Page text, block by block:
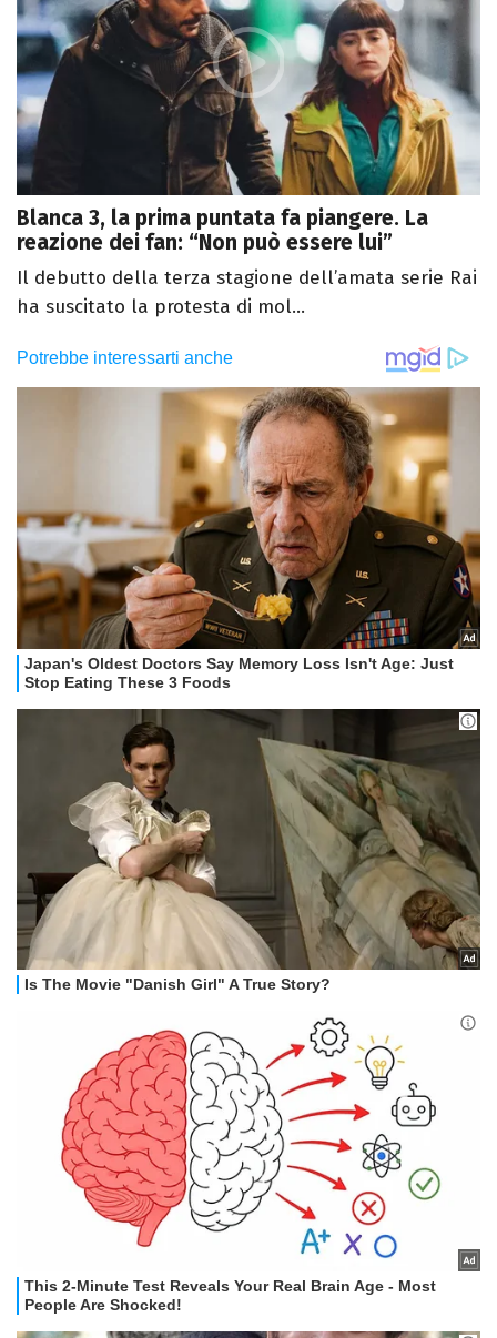
Blanca 3, la prima puntata fa piangere. La
reazione dei fan: “Non può essere lui”
Il debutto della terza stagione dell’amata serie Rai
ha suscitato la protesta di mol...